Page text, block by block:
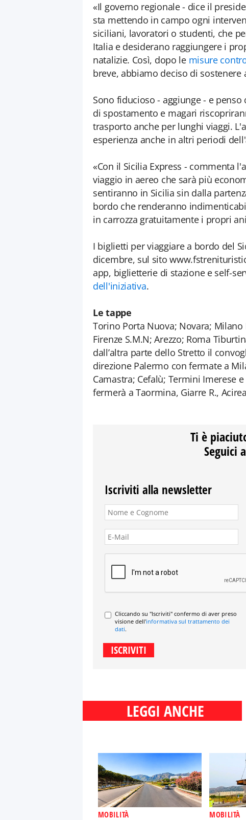
«Il governo regionale - dice il
sta mettendo in campo ogni
siciliani, lavoratori o studenti, che
Italia e desiderano raggiungere i
natalizie. Così, dopo le misure
breve, abbiamo deciso di sostenere
Sono fiducioso - aggiunge - e
di spostamento e magari
trasporto anche per lunghi viaggi.
esperienza anche in altri periodi
«Con il Sicilia Express - commenta
viaggio in aereo che sarà più
sentiranno in Sicilia sin dalla
bordo che renderanno
in carrozza gratuitamente i propri
I biglietti per viaggiare a bordo del
dicembre, sul sito
app, biglietterie di stazione e self-
dell'iniziativa.
Le tappe
Torino Porta Nuova; Novara;
Firenze S.M.N; Arezzo; Roma
dall’altra parte dello Stretto il
direzione Palermo con fermate a
Camastra; Cefalù; Termini Imerese
fermerà a Taormina, Giarre R.,
Ti è
Seguici
Iscriviti alla newsletter
Cliccando su "Iscriviti" confermo di aver preso
visione dell'informativa sul trattamento dei
dati.
LEGGI ANCHE
MOBILITÀ MOBILITÀ